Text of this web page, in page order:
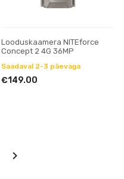
Looduskaamera NITEforce
Concept 2 4G 36MP
Saadaval 2-3 päevaga
€149.00